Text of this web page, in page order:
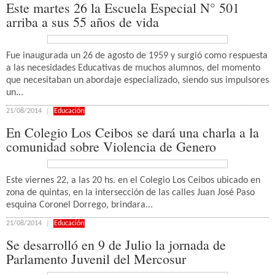
Este martes 26 la Escuela Especial N° 501
arriba a sus 55 años de vida
Fue inaugurada un 26 de agosto de 1959 y surgió como respuesta
a las necesidades Educativas de muchos alumnos, del momento
que necesitaban un abordaje especializado, siendo sus impulsores
un...
21/08/2014 Educación
En Colegio Los Ceibos se dará una charla a la
comunidad sobre Violencia de Genero
Este viernes 22, a las 20 hs. en el Colegio Los Ceibos ubicado en
zona de quintas, en la intersección de las calles Juan José Paso
esquina Coronel Dorrego, brindara...
21/08/2014 Educación
Se desarrolló en 9 de Julio la jornada de
Parlamento Juvenil del Mercosur